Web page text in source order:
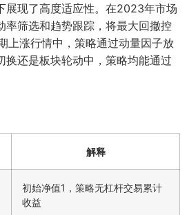
展现了高度适应性。在2023年市场
率筛选和趋势跟踪，将最大回撤控
上涨行情中，策略通过动量因子放
换还是板块轮动中，策略均能通过
解释
初始净值1，策略无杠杆交易累计
收益